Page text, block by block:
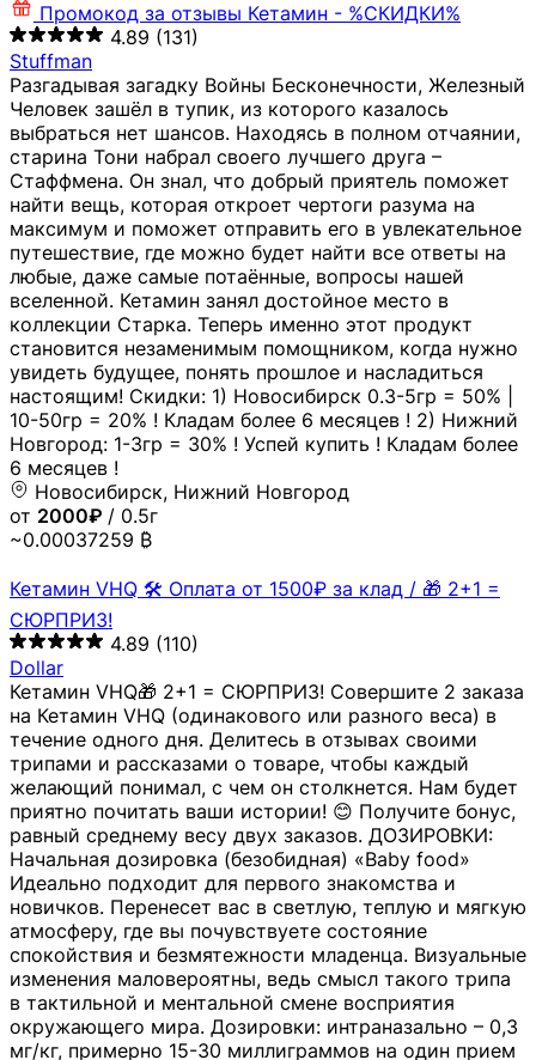
Промокод за отзывы Кетамин - %СКИДКИ%
4.89 (131)
Stuffman
Разгадывая загадку Войны Бесконечности, Железный
Человек зашёл в тупик, из которого казалось
выбраться нет шансов. Находясь в полном отчаянии,
старина Тони набрал своего лучшего друга –
Стаффмена. Он знал, что добрый приятель поможет
найти вещь, которая откроет чертоги разума на
максимум и поможет отправить его в увлекательное
путешествие, где можно будет найти все ответы на
любые, даже самые потаённые, вопросы нашей
вселенной. Кетамин занял достойное место в
коллекции Старка. Теперь именно этот продукт
становится незаменимым помощником, когда нужно
увидеть будущее, понять прошлое и насладиться
настоящим! Скидки: 1) Новосибирск 0.3-5гр = 50% |
10-50гр = 20% ! Кладам более 6 месяцев ! 2) Нижний
Новгород: 1-3гр = 30% ! Успей купить ! Кладам более
6 месяцев !
Новосибирск, Нижний Новгород
от 2000₽ / 0.5г
~0.00037259 ₿
Кетамин VHQ 🛠 Оплата от 1500₽ за клад / 🎁 2+1 =
СЮРПРИЗ!
4.89 (110)
Dollar
Кетамин VHQ🎁 2+1 = СЮРПРИЗ! Совершите 2 заказа
на Кетамин VHQ (одинакового или разного веса) в
течение одного дня. Делитесь в отзывах своими
трипами и рассказами о товаре, чтобы каждый
желающий понимал, с чем он столкнется. Нам будет
приятно почитать ваши истории! 😊 Получите бонус,
равный среднему весу двух заказов. ДОЗИРОВКИ:
Начальная дозировка (безобидная) «Baby food»
Идеально подходит для первого знакомства и
новичков. Перенесет вас в светлую, теплую и мягкую
атмосферу, где вы почувствуете состояние
спокойствия и безмятежности младенца. Визуальные
изменения маловероятны, ведь смысл такого трипа
в тактильной и ментальной смене восприятия
окружающего мира. Дозировки: интраназально – 0,3
мг/кг, примерно 15-30 миллиграммов на один прием